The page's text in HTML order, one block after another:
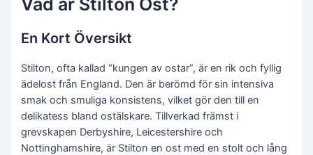
En Kort Översikt
Stilton, ofta kallad “kungen av ostar”, är en rik och fyllig
ädelost från England. Den är berömd för sin intensiva
smak och smuliga konsistens, vilket gör den till en
delikatess bland ostälskare. Tillverkad främst i
grevskapen Derbyshire, Leicestershire och
Nottinghamshire, är Stilton en ost med en stolt och lång